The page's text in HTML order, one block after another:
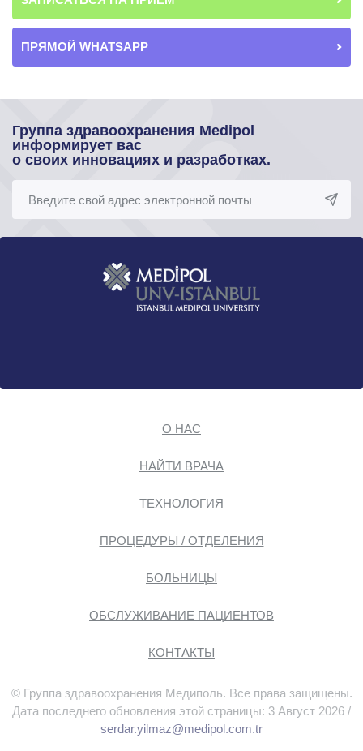
ПРЯМОЙ WHATSAPP
Группа здравоохранения Medipol
информирует вас
о своих инновациях и разработках.
О НАС
НАЙТИ ВРАЧА
ТЕХНОЛОГИЯ
ПРОЦЕДУРЫ / ОТДЕЛЕНИЯ
БОЛЬНИЦЫ
ОБСЛУЖИВАНИЕ ПАЦИЕНТОВ
КОНТАКТЫ
© Группа здравоохранения Медиполь. Все права защищены.
Дата последнего обновления этой страницы: 3 Август 2026 /
serdar.yilmaz@medipol.com.tr